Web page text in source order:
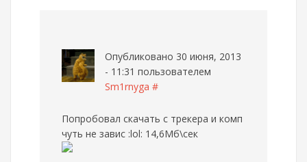
Опубликовано 30 июня, 2013
- 11:31 пользователем
Sm1rnyga #
Попробовал скачать с трекера и комп
чуть не завис :lol: 14,6Мб\сек